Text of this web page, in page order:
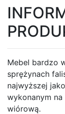
Stoliki
Stoliki
nocne
Stoliki
pod
Telewizor
Mebel bardzo
sprężynach
najwyższej
wykonanym na
wiórową.